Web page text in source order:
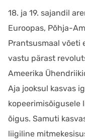
18. ja 19. sajandil
Euroopas, Põhja-
Prantsusmaal võeti
vastu pärast
Ameerika
Aja jooksul kasvas
kopeerimisõigusele
õigus. Samuti
liigiline